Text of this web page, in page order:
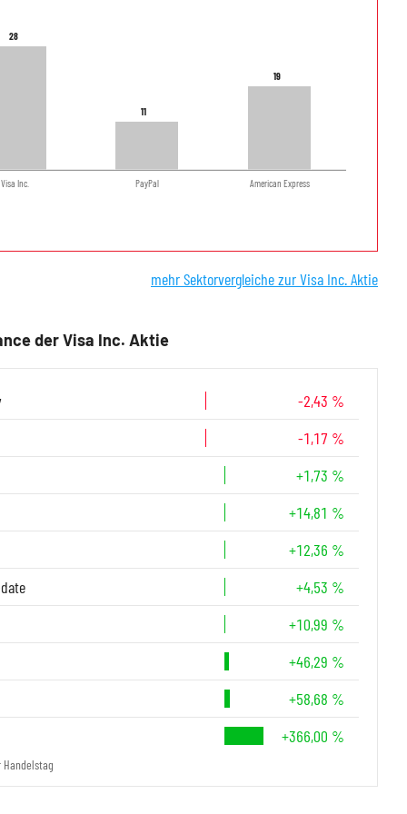
28
28
11
11
19
19
Visa Inc. PayPal American Express
mehr Sektorvergleiche zur Visa Inc. Aktie
der Visa Inc. Aktie
-2,43 %
-1,17 %
+1,73 %
+14,81 %
+12,36 %
+4,53 %
+10,99 %
+46,29 %
+58,68 %
+366,00 %